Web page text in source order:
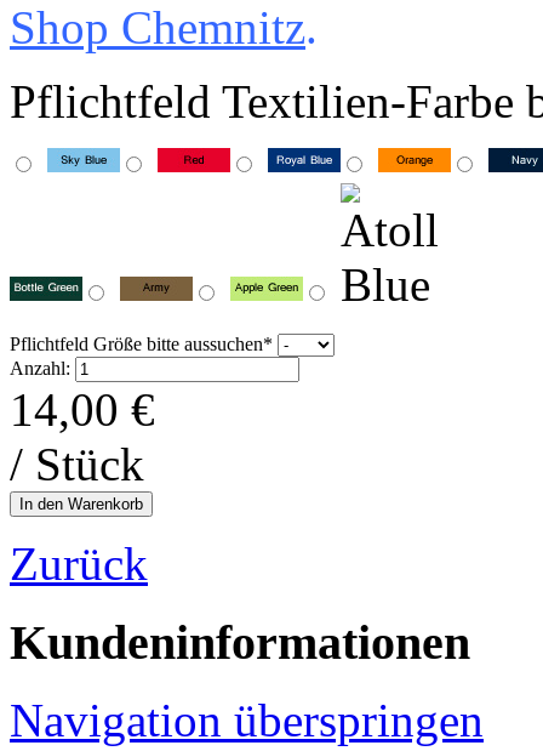
Shop Chemnitz.
Pflichtfeld Textilien-Farbe
Pflichtfeld Größe bitte aussuchen*
Anzahl:
14,00 €
/ Stück
Zurück
Kundeninformationen
Navigation überspringen